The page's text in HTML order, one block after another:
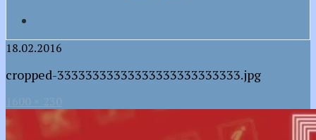
18.02.2016
cropped-33333333333333333333333333.jpg
1600 × 230